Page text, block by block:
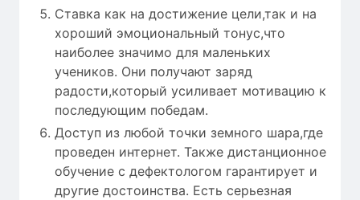
Ставка как на достижение цели,так и на
хороший эмоциональный тонус,что
наиболее значимо для маленьких
учеников. Они получают заряд
радости,который усиливает мотивацию к
последующим победам.
Доступ из любой точки земного шара,где
проведен интернет. Также дистанционное
обучение с дефектологом гарантирует и
другие достоинства. Есть серьезная